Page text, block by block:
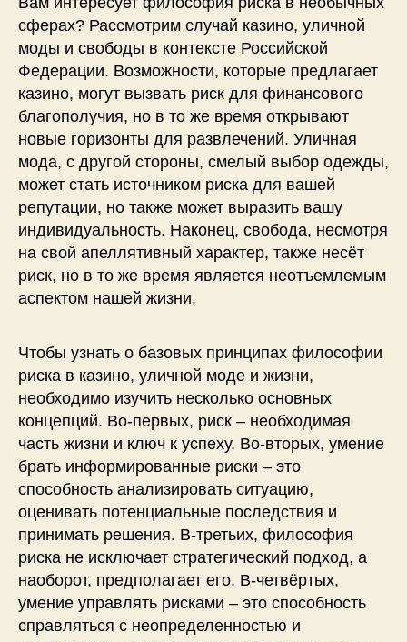
сферах? Рассмотрим случай казино, уличной
моды и свободы в контексте Российской
Федерации. Возможности, которые предлагает
казино, могут вызвать риск для финансового
благополучия, но в то же время открывают
новые горизонты для развлечений. Уличная
мода, с другой стороны, смелый выбор одежды,
может стать источником риска для вашей
репутации, но также может выразить вашу
индивидуальность. Наконец, свобода, несмотря
на свой апеллятивный характер, также несёт
риск, но в то же время является неотъемлемым
аспектом нашей жизни.
Чтобы узнать о базовых принципах философии
риска в казино, уличной моде и жизни,
необходимо изучить несколько основных
концепций. Во-первых, риск – необходимая
часть жизни и ключ к успеху. Во-вторых, умение
брать информированные риски – это
способность анализировать ситуацию,
оценивать потенциальные последствия и
принимать решения. В-третьих, философия
риска не исключает стратегический подход, а
наоборот, предполагает его. В-четвёртых,
умение управлять рисками – это способность
справляться с неопределенностью и